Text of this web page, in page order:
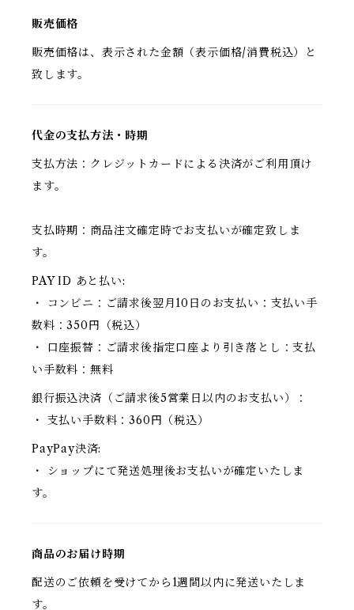
販売価格
販売価格は、表示された金額（表示価格/消費税込）と
致します。
代金の支払方法・時期
支払方法：クレジットカードによる決済がご利用頂け
ます。
支払時期：商品注文確定時でお支払いが確定致しま
す。
PAY ID あと払い:
・ コンビニ：ご請求後翌月10日のお支払い：支払い手
数料：350円（税込）
・ 口座振替：ご請求後指定口座より引き落とし：支払
い手数料：無料
銀行振込決済（ご請求後5営業日以内のお支払い）：
・ 支払い手数料：360円（税込）
PayPay決済:
・ ショップにて発送処理後お支払いが確定いたしま
す。
商品のお届け時期
配送のご依頼を受けてから1週間以内に発送いたしま
す。